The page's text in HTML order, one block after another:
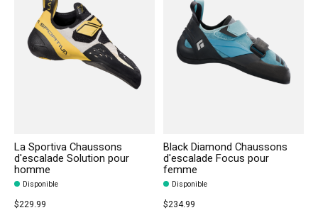
La Sportiva Chaussons
d'escalade Solution pour
homme
Disponible
$229.99
Black Diamond Chaussons
d'escalade Focus pour
femme
Disponible
$234.99